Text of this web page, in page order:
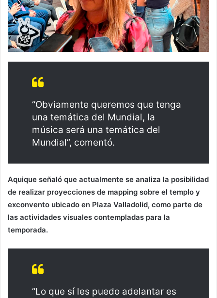
“Obviamente queremos que tenga
una temática del Mundial, la
música será una temática del
Mundial”, comentó.
Aquique señaló que actualmente se analiza la posibilidad
de realizar proyecciones de mapping sobre el templo y
exconvento ubicado en Plaza Valladolid, como parte de
las actividades visuales contempladas para la
temporada.
“Lo que sí les puedo adelantar es